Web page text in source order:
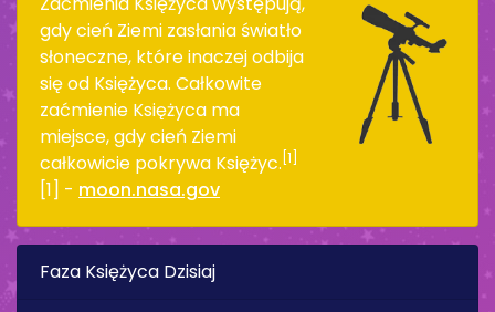
gdy cień Ziemi zasłania światło
słoneczne, które inaczej odbija
się od Księżyca. Całkowite
zaćmienie Księżyca ma
miejsce, gdy cień Ziemi
całkowicie pokrywa Księżyc. [1]
[1] - moon.nasa.gov
Faza Księżyca Dzisiaj